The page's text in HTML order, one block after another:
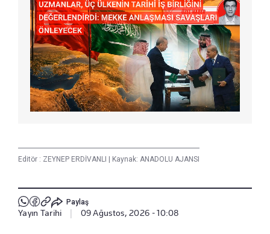
Editör : ZEYNEP ERDİVANLI | Kaynak: ANADOLU AJANSI
Paylaş
Yayın Tarihi 09 Ağustos, 2026 - 10:08